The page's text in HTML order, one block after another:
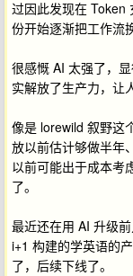
过因此发现在 Token
份开始逐渐把工作流
很感慨 AI 太强了，
实解放了生产力，让
像是 lorewild 叙野这
放以前估计够做半年
以前可能出于成本考
了。
最近还在用 AI 升级
i+1 构建的学英语的
了，后续下线了。